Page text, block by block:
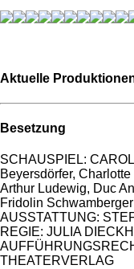
Aktuelle
Besetzung
SCHAUSPIEL:
Beyersdörfer,
Arthur Ludewig, Duc
Fridolin Schwamberger
AUSSTATTUNG:
REGIE: JULIA
THEATERVERLAG